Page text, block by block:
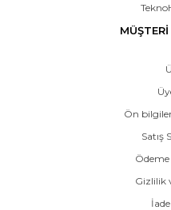
Ön
Satış
Ödeme
Gizlilik